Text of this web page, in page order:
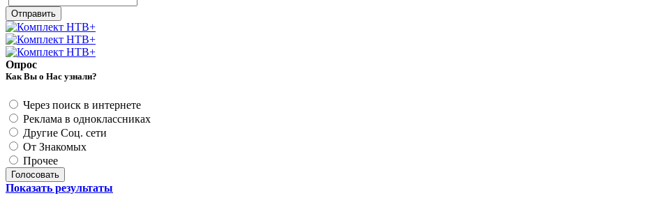
Отправить
Опрос
Как Вы о Нас узнали?
Через поиск в интернете
Реклама в одноклассниках
Другие Соц. сети
От Знакомых
Прочее
Голосовать
Показать результаты